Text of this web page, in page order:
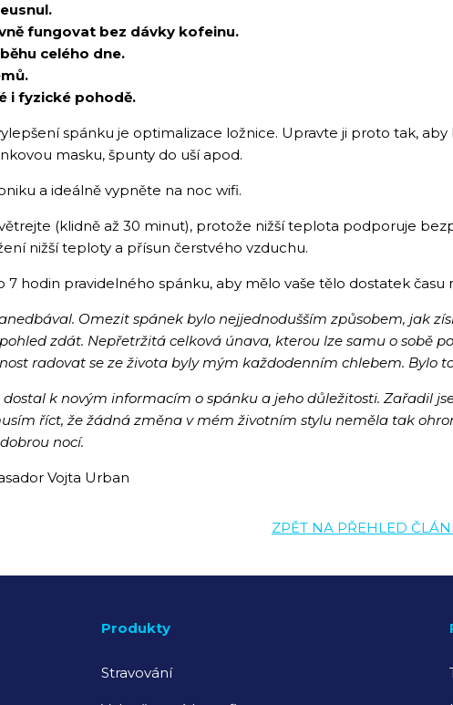
fungovat bez dávky kofeinu.
celého dne.
i fyzické pohodě.
spánku je optimalizace ložnice. Upravte ji proto tak,
masku, špunty do uší apod.
a ideálně vypněte na noc wifi.
(klidně až 30 minut), protože nižší teplota podporuje
nižší teploty a přísun čerstvého vzduchu.
7 hodin pravidelného spánku, aby mělo vaše tělo dostatek
. Omezit spánek bylo nejjednodušším způsobem, jak
zdát. Nepřetržitá celková únava, kterou lze samu o sobě
radovat se ze života byly mým každodenním chlebem. Bylo
k novým informacím o spánku a jeho důležitosti. Zařadil
říct, že žádná změna v mém životním stylu neměla tak
nocí.
Vojta Urban
ZPĚT NA PŘEHLED
Produkty
Stravování